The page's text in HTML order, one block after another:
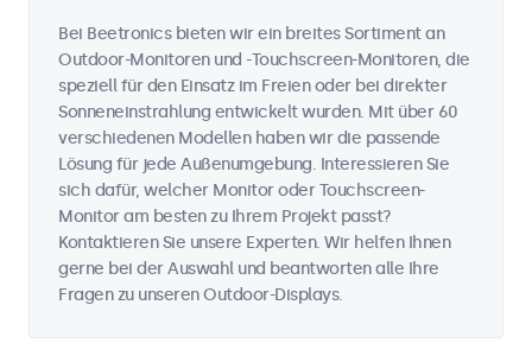
Bei Beetronics bieten wir ein breites Sortiment an
Outdoor-Monitoren und -Touchscreen-Monitoren, die
speziell für den Einsatz im Freien oder bei direkter
Sonneneinstrahlung entwickelt wurden. Mit über 60
verschiedenen Modellen haben wir die passende
Lösung für jede Außenumgebung. Interessieren Sie
sich dafür, welcher Monitor oder Touchscreen-
Monitor am besten zu Ihrem Projekt passt?
Kontaktieren Sie unsere Experten. Wir helfen Ihnen
gerne bei der Auswahl und beantworten alle Ihre
Fragen zu unseren Outdoor-Displays.